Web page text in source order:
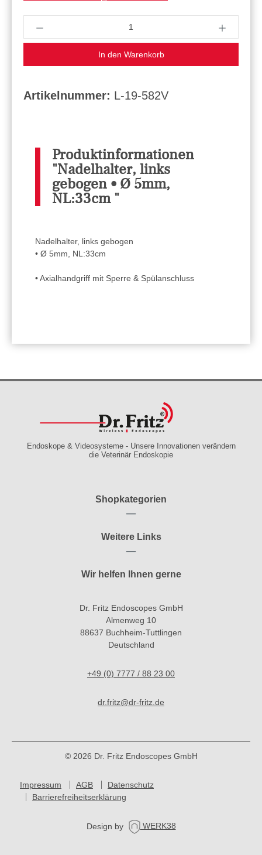
Produkt Anzahl: Gib den gewünschten Wert
In den Warenkorb
Artikelnummer: L-19-582V
Produktinformationen
"Nadelhalter, links
gebogen • Ø 5mm,
NL:33cm "
Nadelhalter, links gebogen
• Ø 5mm, NL:33cm
• Axialhandgriff mit Sperre & Spülanschluss
Endoskope & Videosysteme - Unsere Innovationen verändern
die Veterinär Endoskopie
Shopkategorien
Weitere Links
Wir helfen Ihnen gerne
Dr. Fritz Endoscopes GmbH
Almenweg 10
88637 Buchheim-Tuttlingen
Deutschland
+49 (0) 7777 / 88 23 00
dr.fritz@dr-fritz.de
© 2026 Dr. Fritz Endoscopes GmbH
Impressum AGB
Datenschutz
Barrierefreiheitserklärung
Design by WERK38